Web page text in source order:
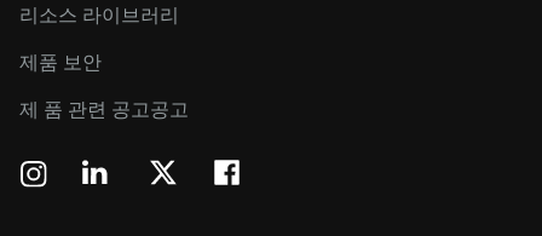
리소스 라이브러리
제품 보안
제 품 관련 공고공고